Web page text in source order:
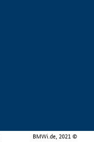
BMWi.de, 2021 ©